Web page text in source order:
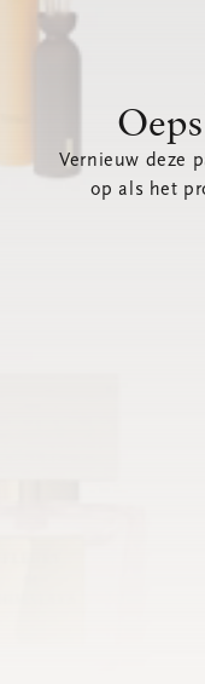
Vernieuw deze
op als het